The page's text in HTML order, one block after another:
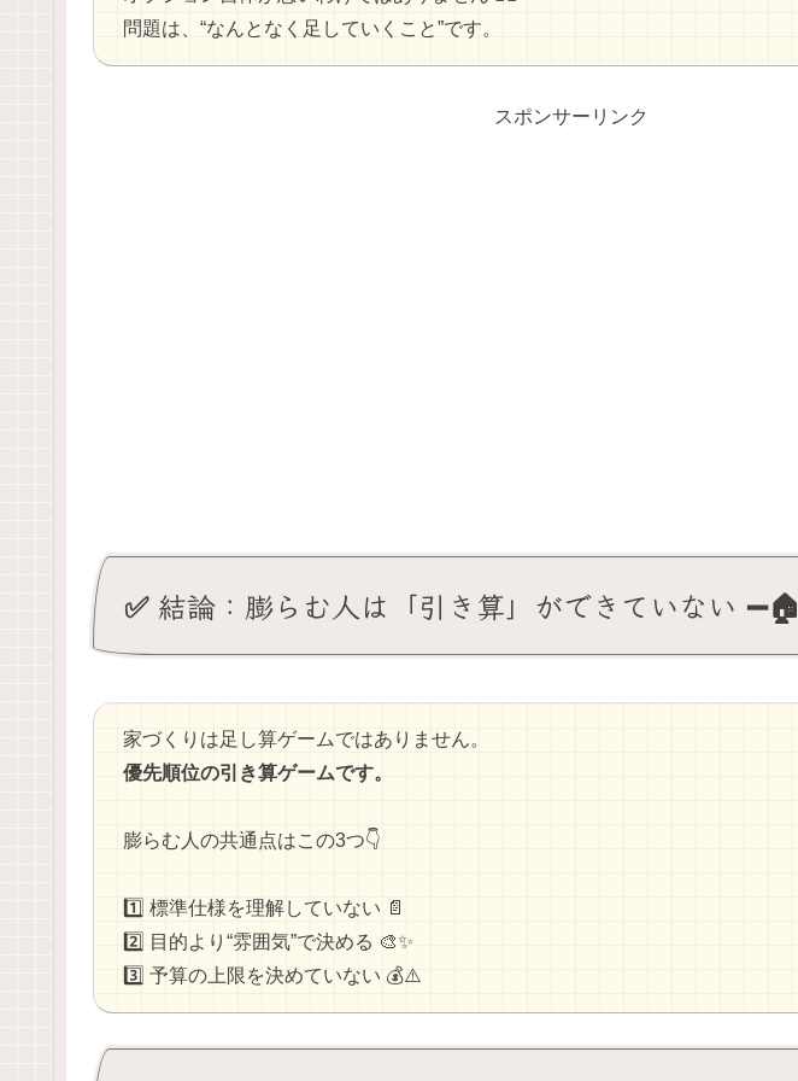
問題は、“なんとなく足していくこと”です。
スポンサーリンク
✅ 結論：膨らむ人は「引き算」ができていない ➖🏠
家づくりは足し算ゲームではありません。
優先順位の引き算ゲームです。
膨らむ人の共通点はこの3つ👇
1️⃣ 標準仕様を理解していない 📄
2️⃣ 目的より“雰囲気”で決める 🎨✨
3️⃣ 予算の上限を決めていない 💰⚠️